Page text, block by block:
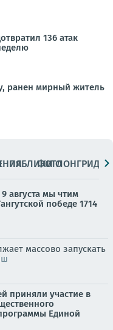
136 атак
ранен мирный житель
ПАБЛИКИ
ФОТОЛОНГРИДЫ
августа мы чтим
победе 1714
массово запускать
приняли участие в
Единой